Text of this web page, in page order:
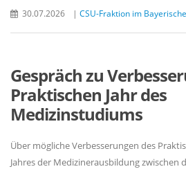
30.07.2026 | CSU-Fraktion im
Gespräch zu
Praktischen Jahr des
Medizinstudiums
Über mögliche Verbesserungen des
Jahres der Medizinerausbildung